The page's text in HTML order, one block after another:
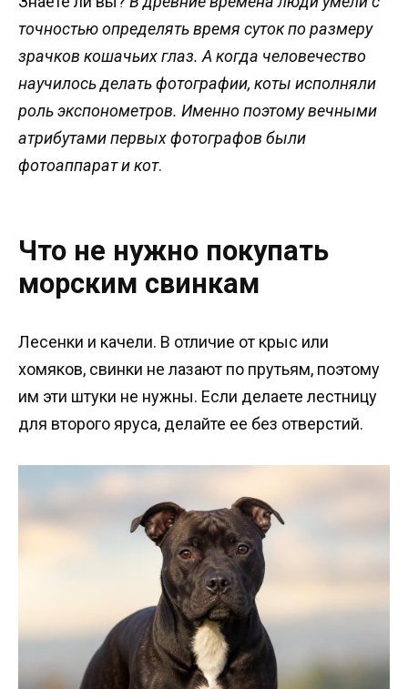
точностью определять время суток по размеру
зрачков кошачьих глаз. А когда человечество
научилось делать фотографии, коты исполняли
роль экспонометров. Именно поэтому вечными
атрибутами первых фотографов были
фотоаппарат и кот.
Что не нужно покупать
морским свинкам
Лесенки и качели. В отличие от крыс или
хомяков, свинки не лазают по прутьям, поэтому
им эти штуки не нужны. Если делаете лестницу
для второго яруса, делайте ее без отверстий.